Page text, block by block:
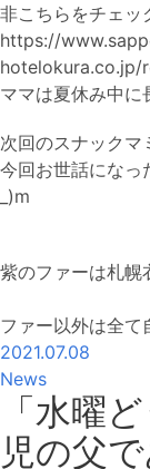
非こちらをチェッ
https://
hotelokura.co.jp/
ママは夏休み中に
次回のスナックマ
今回お世話になっ
_)m
紫のファーは札幌
ファー以外は全て
2021.07.08
News
「水曜
児の父